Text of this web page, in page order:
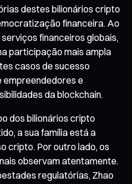
destes bilionários cripto
financeira. Ao
financeiros globais,
participação mais ampla
casos de sucesso
empreendedores e
da blockchain.
dos bilionários cripto
a sua família está a
cripto. Por outro lado, os
observam atentamente.
regulatórias, Zhao